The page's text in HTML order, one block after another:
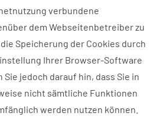
verbundene
dem Webseitenbetreiber zu
Speicherung der Cookies durch
Ihrer Browser-Software
jedoch darauf hin, dass Sie in
nicht sämtliche Funktionen
werden nutzen können.